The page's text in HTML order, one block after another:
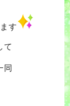
す
て
同